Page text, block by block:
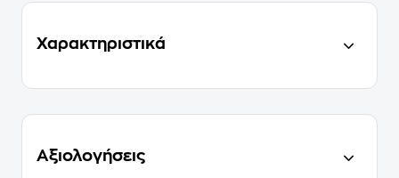
Χαρακτηριστικά
Αξιολογήσεις